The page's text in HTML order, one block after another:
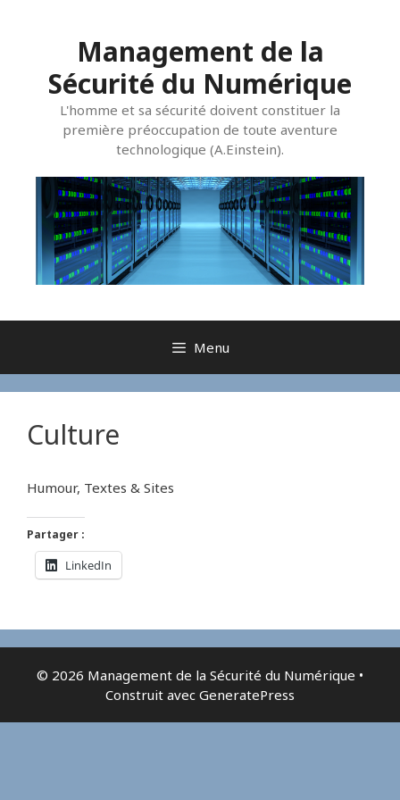
Management de la
Sécurité du Numérique
L'homme et sa sécurité doivent constituer la
première préoccupation de toute aventure
technologique (A.Einstein).
Menu
Culture
Humour, Textes & Sites
Partager :
LinkedIn
© 2026 Management de la Sécurité du Numérique •
Construit avec GeneratePress